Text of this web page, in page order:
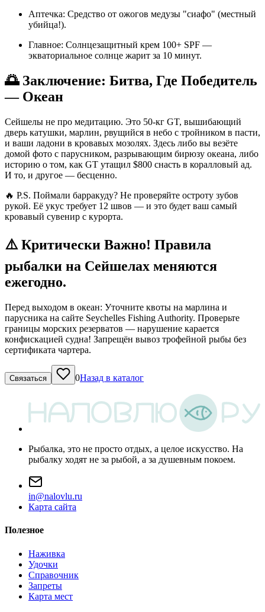
Аптечка: Средство от ожогов медузы "сиафо" (местный
убийца!).
Главное: Солнцезащитный крем 100+ SPF —
экваториальное солнце жарит за 10 минут.
🌅 Заключение: Битва, Где Победитель
— Океан
Сейшелы не про медитацию. Это 50-кг GT, вышибающий
дверь катушки, марлин, рвущийся в небо с тройником в пасти,
и ваши ладони в кровавых мозолях. Здесь либо вы везёте
домой фото с парусником, разрывающим бирюзу океана, либо
историю о том, как GT утащил $800 снасть в коралловый ад.
И то, и другое — бесценно.
🔥 P.S. Поймали барракуду? Не проверяйте остроту зубов
рукой. Её укус требует 12 швов — и это будет ваш самый
кровавый сувенир с курорта.
⚠️ Критически Важно! Правила
рыбалки на Сейшелах меняются
ежегодно.
Перед выходом в океан: Уточните квоты на марлина и
парусника на сайте Seychelles Fishing Authority. Проверьте
границы морских резерватов — нарушение карается
конфискацией судна! Запрещён вывоз трофейной рыбы без
сертификата чартера.
Связаться 0Назад в каталог
Рыбалка, это не просто отдых, а целое искусство. На
рыбалку ходят не за рыбой, а за душевным покоем.
in@nalovlu.ru
Карта сайта
Полезное
Наживка
Удочки
Справочник
Запреты
Карта мест